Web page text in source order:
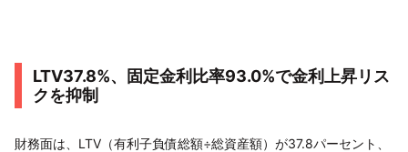
LTV37.8%、固定金利比率93.0%で金利上昇リス
クを抑制
財務面は、LTV（有利子負債総額÷総資産額）が37.8パーセント、